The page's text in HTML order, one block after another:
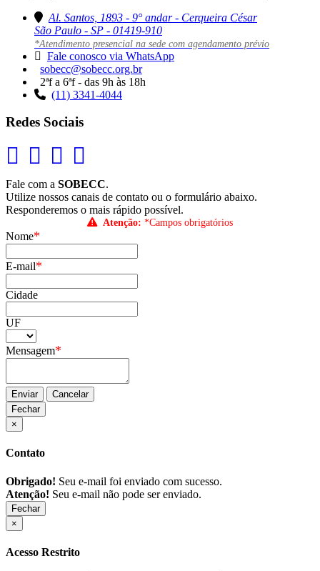
Al. Santos, 1893 - 9° andar - Cerqueira César
São Paulo - SP - 01419-910
*Atendimento presencial na sede com agendamento prévio
Fale conosco via WhatsApp
sobecc@sobecc.org.br
2ªf a 6ªf - das 9h às 18h
(11) 3341-4044
Redes Sociais
Fale com a SOBECC.
Utilize nossos canais de contato ou o formulário abaixo.
Responderemos o mais rápido possível.
Atenção: *Campos obrigatórios
Nome*
E-mail*
Cidade
UF
Mensagem*
Enviar
Cancelar
Fechar
×
Contato
Obrigado! Seu e-mail foi enviado com sucesso.
Atenção! Seu e-mail não pode ser enviado.
Fechar
×
Acesso Restrito